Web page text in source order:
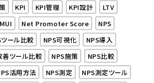
KPI KPI管理 KPI設計
LTV
MUI Net Promoter Score
NPS
ール比較 NPS可視化
NPS導入
善ツール比較 NPS施策
NPS比較
活用方法 NPS測定
NPS測定ツール